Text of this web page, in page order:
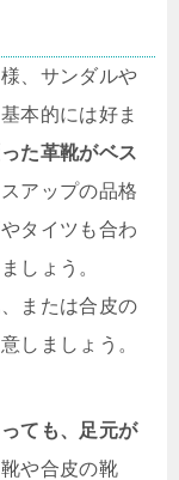
、サンダルや
本的には好ま
た革靴がベス
アップの品格
タイツも合わ
しょう。
または合皮の
しましょう。
ても、足元が
や合皮の靴